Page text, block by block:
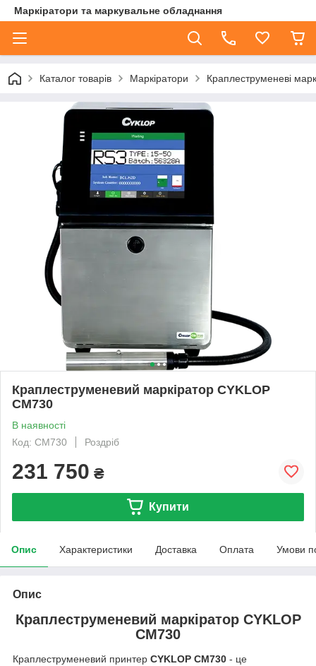
Маркіратори та маркувальне обладнання
Каталог товарів Маркіратори Краплеструменеві
Краплеструменевий маркіратор CYKLOP
CM730
В наявності
Код: CM730
Роздріб
231 750 ₴
Купити
Опис Характеристики Доставка Оплата Умови
Опис
Краплеструменевий маркіратор CYKLOP
CM730
Краплеструменевий принтер CYKLOP CM730 - це